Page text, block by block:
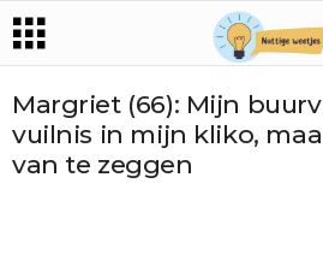
Margriet (66): Mijn
vuilnis in mijn kliko,
van te zeggen